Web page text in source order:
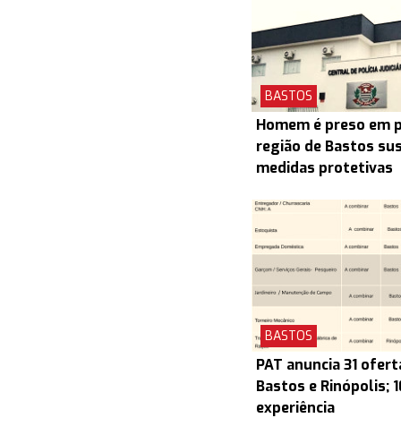
BASTOS
Homem é preso em
região de Bastos
medidas protetivas
BASTOS
PAT anuncia 31
Bastos e Rinópolis;
experiência